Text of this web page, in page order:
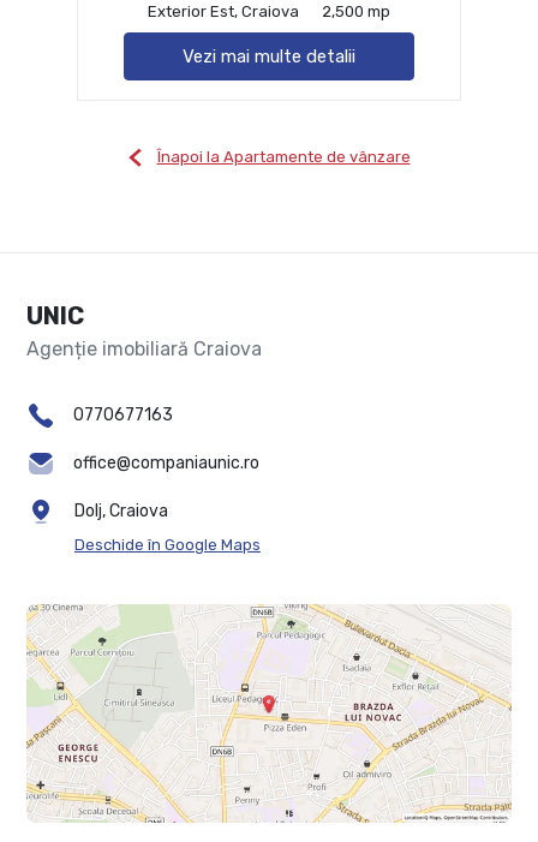
Exterior Est, Craiova
2,500 mp
Vezi mai multe detalii
Înapoi la Apartamente de vânzare
UNIC
Agenție imobiliară Craiova
0770677163
office@companiaunic.ro
Dolj, Craiova
Deschide în Google Maps